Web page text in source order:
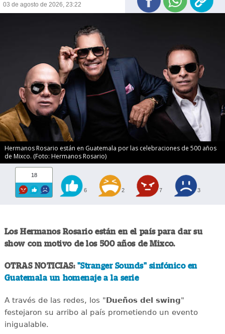
03 de agosto de 2026, 23:22
Hermanos Rosario están en Guatemala por las celebraciones de 500 años
de Mixco. (Foto: Hermanos Rosario)
18
6 2 7 3
Los Hermanos Rosario están en el país para dar su
show con motivo de los 500 años de Mixco.
OTRAS NOTICIAS: "Stranger Sounds" sinfónico en
Guatemala un homenaje a la serie
A través de las redes, los "Dueños del swing"
festejaron su arribo al país prometiendo un evento
inigualable.